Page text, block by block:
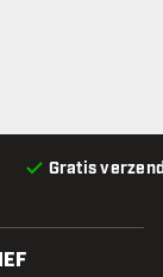
Gratis
niet beschikbaar